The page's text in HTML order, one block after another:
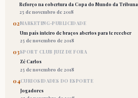
Reforço na cobertura da Copa do Mundo da Tribuna
25 de novembro de 2018
02MARKETING-PUBLICIDADE
Um país inteiro de braços abertos para te receber
25 de novembro de 2018
03SPORT CLUB JUIZ DE FORA
Zé Carlos
25 de novembro de 2018
04CURIOSIDADES DO ESPORTE
Jogadores